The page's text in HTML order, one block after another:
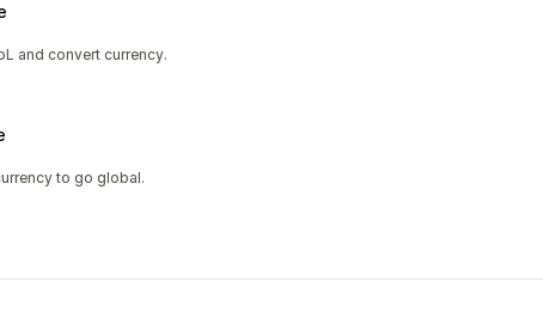
and convert currency.
to go global.